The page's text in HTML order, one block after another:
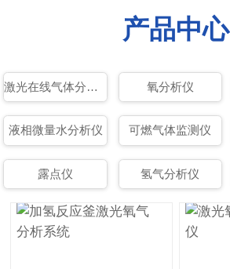
产品中心
激光在线气体分析仪 氧分析仪
液相微量水分析仪 可燃气体监测仪
露点仪 氢气分析仪